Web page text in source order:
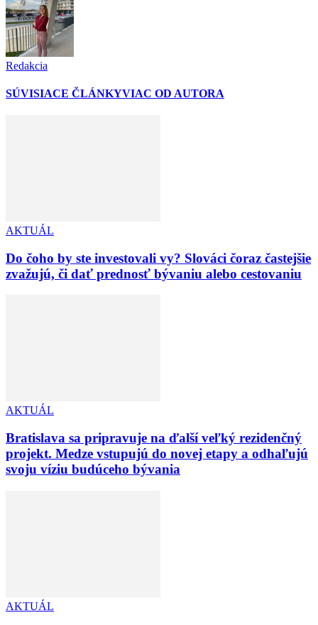
Redakcia
SÚVISIACE ČLÁNKYVIAC OD AUTORA
AKTUÁL
Do čoho by ste investovali vy? Slováci čoraz častejšie
zvažujú, či dať prednosť bývaniu alebo cestovaniu
AKTUÁL
Bratislava sa pripravuje na ďalší veľký rezidenčný
projekt. Medze vstupujú do novej etapy a odhaľujú
svoju víziu budúceho bývania
AKTUÁL